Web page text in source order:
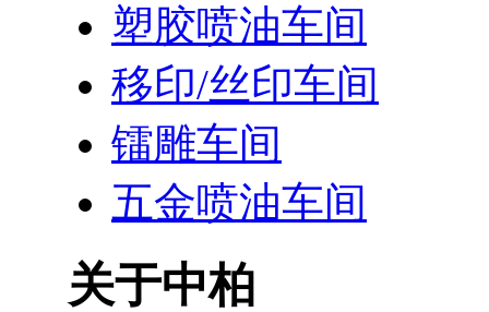
塑胶喷油车间
移印/丝印车间
镭雕车间
五金喷油车间
关于中柏